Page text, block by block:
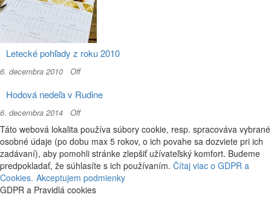
Letecké pohľady z roku 2010
6. decembra 2010 Off
Hodová nedeľa v Rudine
6. decembra 2014 Off
Táto webová lokalita používa súbory cookie, resp. spracováva vybrané
osobné údaje (po dobu max 5 rokov, o ich povahe sa dozviete pri ich
zadávaní), aby pomohli stránke zlepšiť užívateľský komfort. Budeme
predpokladať, že súhlasíte s ich používaním. Čítaj viac o GDPR a
Cookies. Akceptujem podmienky
GDPR a Pravidlá cookies